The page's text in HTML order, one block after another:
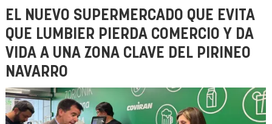
EL NUEVO SUPERMERCADO QUE EVITA
QUE LUMBIER PIERDA COMERCIO Y DA
VIDA A UNA ZONA CLAVE DEL PIRINEO
NAVARRO